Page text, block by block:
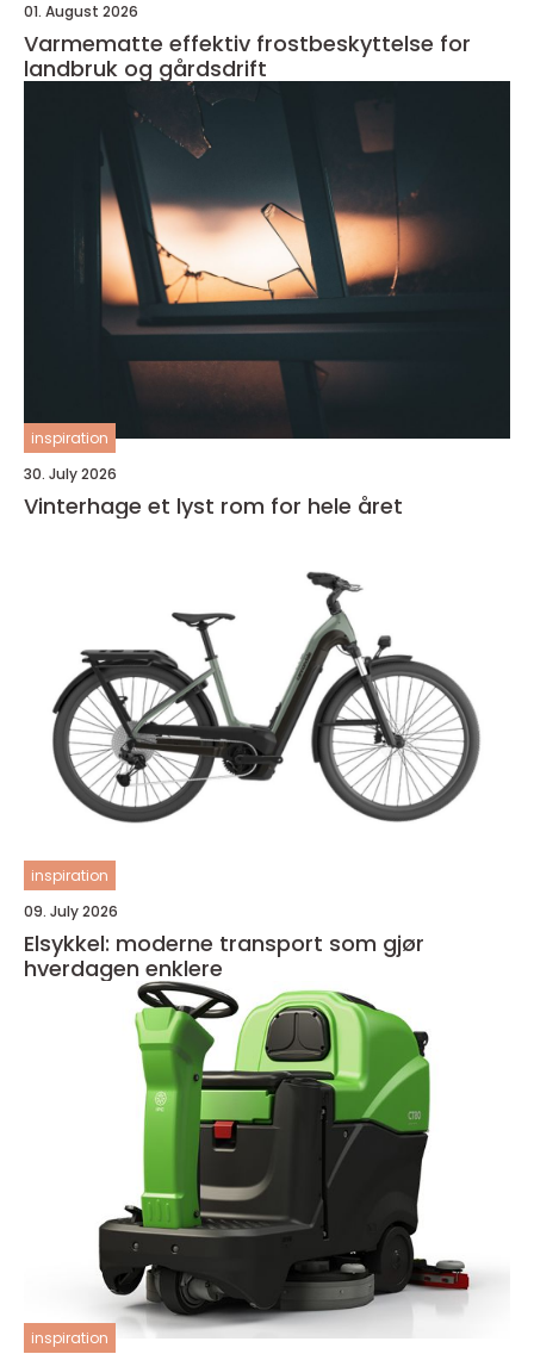
01. August 2026
Varmematte effektiv frostbeskyttelse for
landbruk og gårdsdrift
inspiration
30. July 2026
Vinterhage et lyst rom for hele året
inspiration
09. July 2026
Elsykkel: moderne transport som gjør
hverdagen enklere
inspiration